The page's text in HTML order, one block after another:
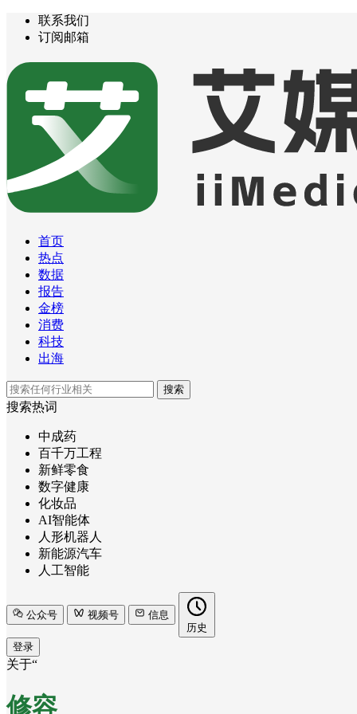
联系我们
订阅邮箱
首页
热点
数据
报告
金榜
消费
科技
出海
搜索
搜索热词
中成药
百千万工程
新鲜零食
数字健康
化妆品
AI智能体
人形机器人
新能源汽车
人工智能
公众号 视频号
信息
历史
登录
关于“
修容